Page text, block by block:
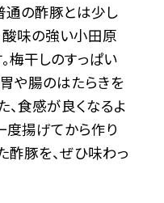
通の酢豚とは少し
酸味の強い小田原
梅干しのすっぱい
胃や腸のはたらきを
、食感が良くなるよ
度揚げてから作り
酢豚を、ぜひ味わっ